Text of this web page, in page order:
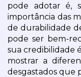
pode adotar é,
importância das
de durabilidade
pode ser bem-
sua credibilidade
mostrar a
desgastados que